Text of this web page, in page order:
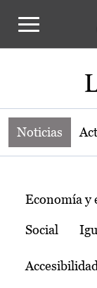
Noticias
Noticias
Temas
Economía y
Social
Accesibilidad